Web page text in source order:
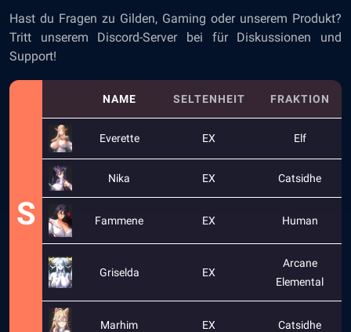
Hast du Fragen zu Gilden, Gaming oder unserem Produkt?
Tritt unserem Discord-Server bei für Diskussionen und
Support!
S
NAME SELTENHEIT FRAKTION
Everette EX Elf
Nika EX Catsidhe
Fammene EX Human
Griselda EX
Arcane
Elemental
Marhim EX Catsidhe